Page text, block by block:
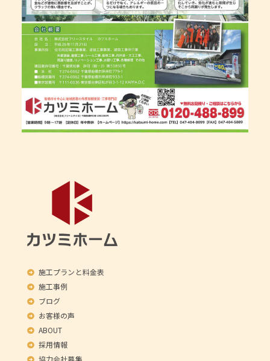
施工プランと料金表
施工事例
ブログ
お客様の声
ABOUT
採用情報
協力会社募集